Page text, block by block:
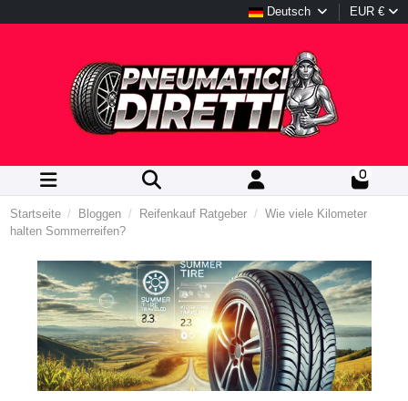
Deutsch EUR €
0
Startseite Bloggen Reifenkauf Ratgeber
Wie viele Kilometer
halten Sommerreifen?